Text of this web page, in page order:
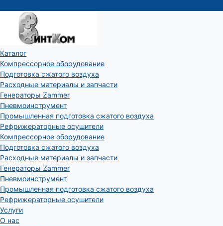
Каталог
Компрессорное оборудование
Подготовка сжатого воздуха
Расходные материалы и запчасти
Генераторы Zammer
Пневмоинструмент
Промышленная подготовка сжатого воздуха
Рефрижераторные осушители
Компрессорное оборудование
Подготовка сжатого воздуха
Расходные материалы и запчасти
Генераторы Zammer
Пневмоинструмент
Промышленная подготовка сжатого воздуха
Рефрижераторные осушители
Услуги
О нас